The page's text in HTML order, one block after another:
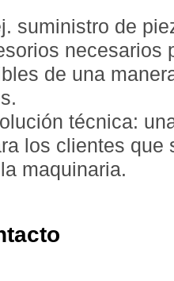
suministro de
necesarios
de una
técnica:
los clientes que
maquinaria.